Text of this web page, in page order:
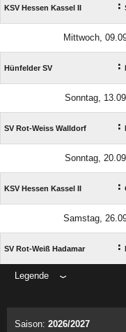
KSV Hessen Kassel II :
Mittwoch,
Hünfelder SV :
Sonntag,
SV Rot-Weiss Walldorf :
Sonntag,
KSV Hessen Kassel II :
Samstag,
SV Rot-Weiß Hadamar :
Legende
Saison: 2026/2027